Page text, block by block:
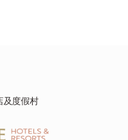
及度假村